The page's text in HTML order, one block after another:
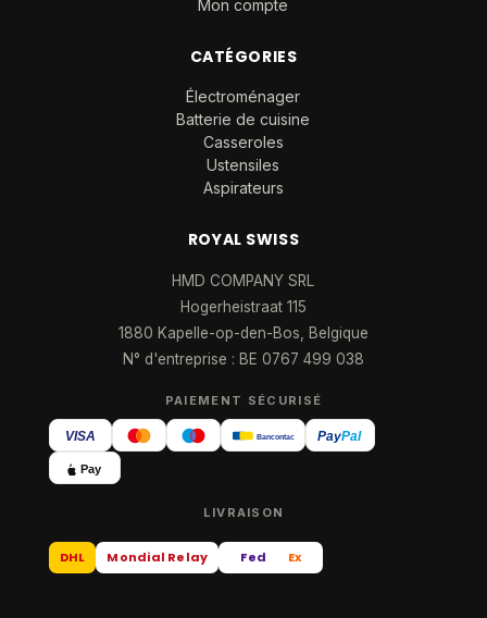
Mon compte
CATÉGORIES
Électroménager
Batterie de cuisine
Casseroles
Ustensiles
Aspirateurs
ROYAL SWISS
HMD COMPANY SRL
Hogerheistraat 115
1880 Kapelle-op-den-Bos, Belgique
N° d'entreprise : BE 0767 499 038
PAIEMENT SÉCURISÉ
VISA Bancontact PayPal
Pay
LIVRAISON
DHL Mondial Relay Fed Ex